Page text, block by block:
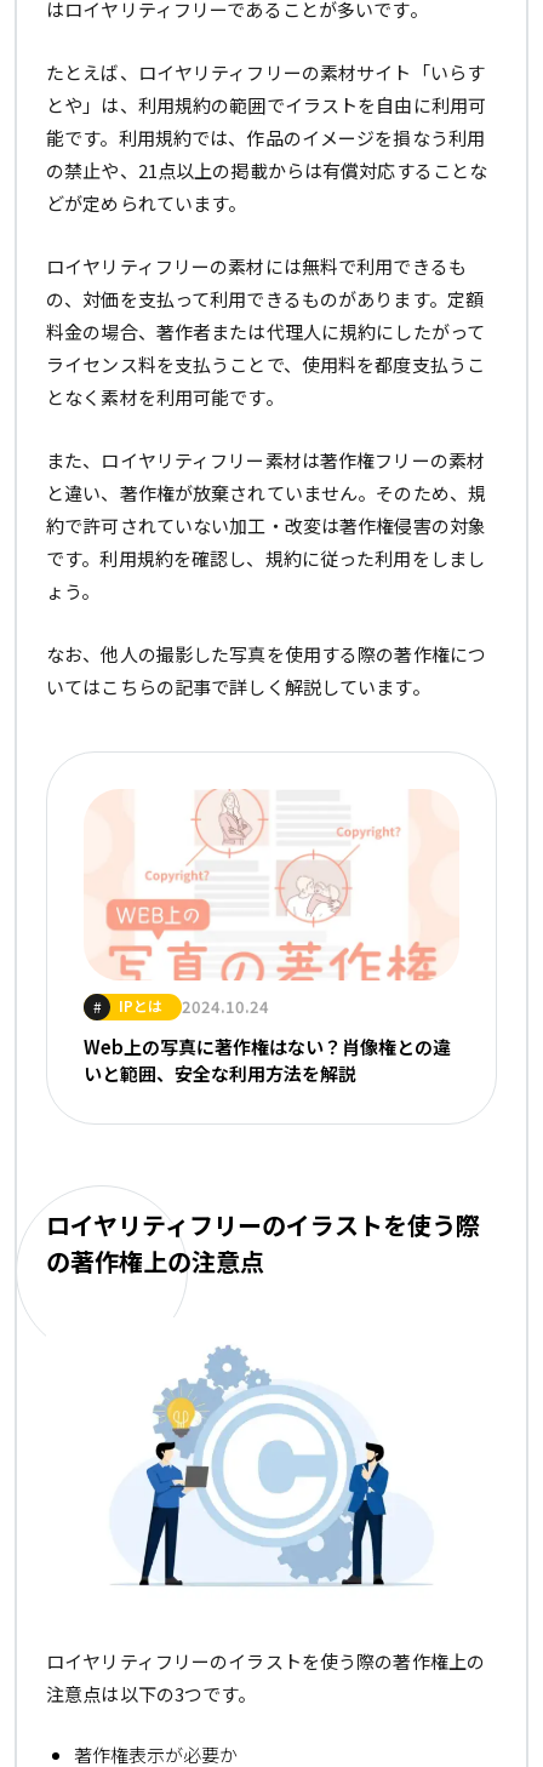
はロイヤリティフリーであることが多いです。
たとえば、ロイヤリティフリーの素材サイト「いらす
とや」は、利用規約の範囲でイラストを自由に利用可
能です。利用規約では、作品のイメージを損なう利用
の禁止や、21点以上の掲載からは有償対応することな
どが定められています。
ロイヤリティフリーの素材には無料で利用できるも
の、対価を支払って利用できるものがあります。定額
料金の場合、著作者または代理人に規約にしたがって
ライセンス料を支払うことで、使用料を都度支払うこ
となく素材を利用可能です。
また、ロイヤリティフリー素材は著作権フリーの素材
と違い、著作権が放棄されていません。そのため、規
約で許可されていない加工・改変は著作権侵害の対象
です。利用規約を確認し、規約に従った利用をしまし
ょう。
なお、他人の撮影した写真を使用する際の著作権につ
いてはこちらの記事で詳しく解説しています。
# IPとは 2024.10.24
Web上の写真に著作権はない？肖像権との違
いと範囲、安全な利用方法を解説
ロイヤリティフリーのイラストを使う際
の著作権上の注意点
ロイヤリティフリーのイラストを使う際の著作権上の
注意点は以下の3つです。
著作権表示が必要か